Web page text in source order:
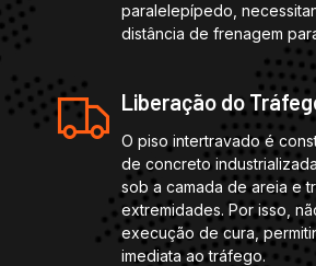
paralelepípedo,
distância de frenagem
Liberação do
O piso intertravado é
de concreto
sob a camada de areia e
extremidades. Por isso,
execução de cura,
imediata ao tráfego.